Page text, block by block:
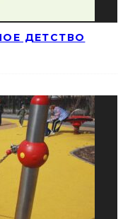
ДЕТСТВО